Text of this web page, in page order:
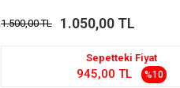
1.500,00 TL 1.050,00 TL
Sepetteki Fiyat
945,00 TL %10